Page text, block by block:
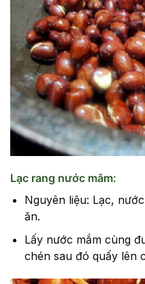
Lạc rang nước mắm:
Nguyên liệu: Lạc,
ăn.
Lấy nước mắm cùng
chén sau đó quấy lên